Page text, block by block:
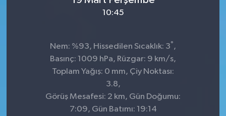
10:45
Nem: %93, Hissedilen Sıcaklık: 3° ,
Basınç: 1009 hPa, Rüzgar: 9 km/s,
Toplam Yağış: 0 mm, Çiy Noktası:
3.8,
Görüş Mesafesi: 2 km, Gün Doğumu:
7:09, Gün Batımı: 19:14